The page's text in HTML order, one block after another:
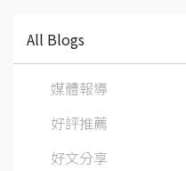
All Blogs
媒體報導
好評推薦
好文分享